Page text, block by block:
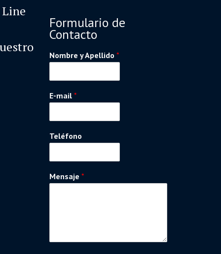
Formulario de
Contacto
Nombre y Apellido *
E-mail *
Teléfono
Mensaje *